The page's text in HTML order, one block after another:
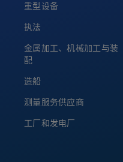
重型设备
执法
金属加工、机械加工与装
配
造船
测量服务供应商
工厂和发电厂